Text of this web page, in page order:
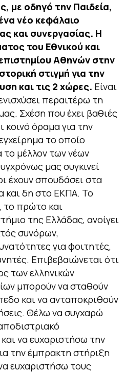
με οδηγό την Παιδεία,
νέο κεφάλαιο
και συνεργασίας. Η
του Εθνικού και
Αθηνών στην
στιγμή για την
και τις 2 χώρες. Είναι
περαιτέρω τη
Σχέση που έχει βαθιές
κοινό όραμα για την
το οποίο
το μέλλον των νέων
μας συγκινεί
έχουν σπουδάσει στα
και δη στο ΕΚΠΑ. Το
το πρώτο και
της Ελλάδας, ανοίγει
συνόρων,
για φοιτητές,
Επιβεβαιώνεται ότι
των ελληνικών
μπορούν να σταθούν
και να ανταποκριθούν
Θέλω να συγχαρώ
να ευχαριστήσω την
την έμπρακτη στήριξη
ευχαριστήσω τους